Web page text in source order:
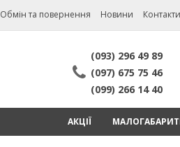
Обмін та повернення Новини Контакти
(093) 296 49 89
(097) 675 75 46
(099) 266 14 40
АКЦІЇ